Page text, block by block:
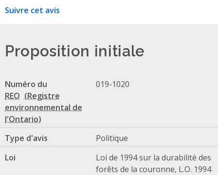
Suivre cet avis
Proposition initiale
Numéro du
REO
019-1020
Type d'avis
Politique
Loi
Loi de 1994 sur la durabilité des
forêts de la couronne, L.O. 1994